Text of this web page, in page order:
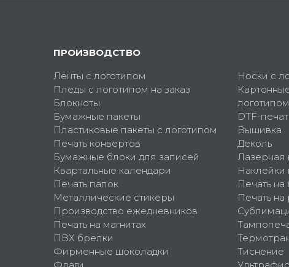
ПРОИЗВОДСТВО
Ленты с логотипом
Пледы с логотипом на заказ
Блокноты
Бумажные пакеты
Пластиковые пакеты с логотипом
Печать конвертов
Бумажные блоки для записей
Квартальные календари
Печать папок
Металлические стикеры
Производство ежедневников
Печать на магнитах
ПВХ брелки
Фирменные шоколадки
Носки с
логотипом
DTF-
Вышивка
Деколь
Лазерная
Наклейки
Печать на
Печать на
Тиснение